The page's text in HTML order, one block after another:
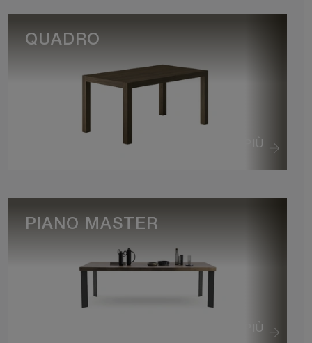
VEDI DI PIÙ
QUADRO
VEDI DI PIÙ
PIANO MASTER